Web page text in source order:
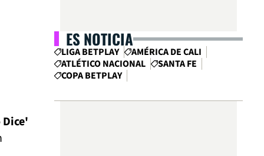
ES NOTICIA
LIGA BETPLAY
AMÉRICA DE CALI
ATLÉTICO NACIONAL
SANTA FE
COPA BETPLAY